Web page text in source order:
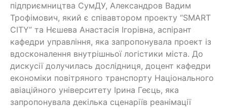
підприємництва СумДУ, Александров Вадим
Трофімович, який є співавтором проекту “SMART
CITY” та Нєшева Анастасія Ігорівна, аспірант
кафедри управління, яка запропонувала проект із
вдосконалення внутрішньої логістики міста. До
дискусії долучилась дослідниця, доцент кафедри
економіки повітряного транспорту Національного
авіаційного університету Ірина Геєць, яка
запропонувала декілька сценаріїв реанімації